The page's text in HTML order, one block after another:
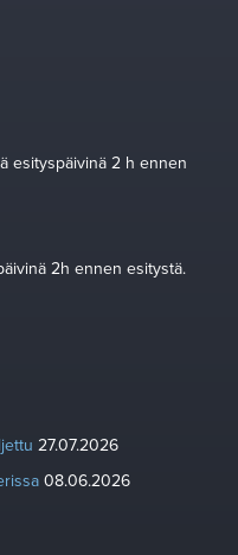
esityspäivinä 2 h ennen
2h ennen esitystä.
27.07.2026
08.06.2026